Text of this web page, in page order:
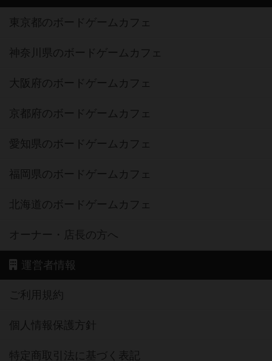
東京都のボードゲームカフェ
神奈川県のボードゲームカフェ
大阪府のボードゲームカフェ
京都府のボードゲームカフェ
愛知県のボードゲームカフェ
福岡県のボードゲームカフェ
北海道のボードゲームカフェ
オーナー・店長の方へ
運営者情報
ご利用規約
個人情報保護方針
特定商取引法に基づく表記